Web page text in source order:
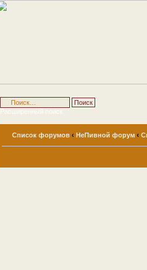
Расширенный поиск
Список форумов ‹ НеПивной форум ‹